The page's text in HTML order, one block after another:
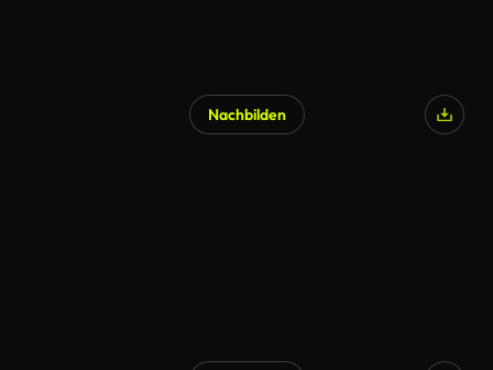
Nachbilden